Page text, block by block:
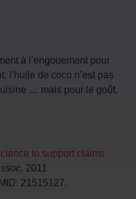
à l’engouement pour
l’huile de coco n’est pas
… mais pour le goût,
to support claims
. 2011
21515127.